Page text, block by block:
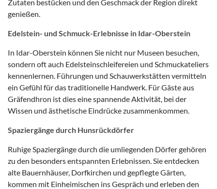
Zutaten bestücken und den Geschmack der Region direkt
genießen.
Edelstein- und Schmuck-Erlebnisse in Idar-Oberstein
In Idar-Oberstein können Sie nicht nur Museen besuchen,
sondern oft auch Edelsteinschleifereien und Schmuckateliers
kennenlernen. Führungen und Schauwerkstätten vermitteln
ein Gefühl für das traditionelle Handwerk. Für Gäste aus
Gräfendhron ist dies eine spannende Aktivität, bei der
Wissen und ästhetische Eindrücke zusammenkommen.
Spaziergänge durch Hunsrückdörfer
Ruhige Spaziergänge durch die umliegenden Dörfer gehören
zu den besonders entspannten Erlebnissen. Sie entdecken
alte Bauernhäuser, Dorfkirchen und gepflegte Gärten,
kommen mit Einheimischen ins Gespräch und erleben den